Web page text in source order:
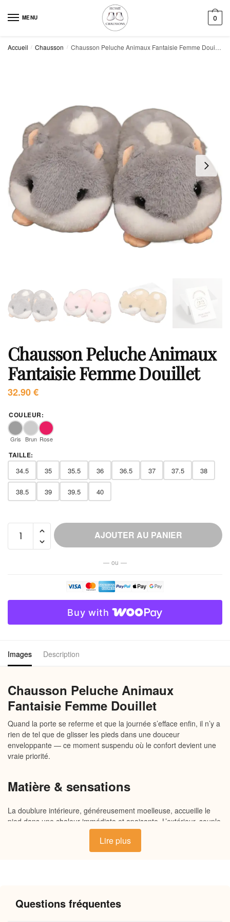
MENU 0
Accueil / Chausson / Chausson Peluche Animaux Fantaisie Femme Douillet
Chausson Peluche Animaux
Fantaisie Femme Douillet
32.90€
COULEUR:
Gris Brun Rose
TAILLE:
34.5 35 35.5 36 36.5 37 37.5 38
38.5 39 39.5 40
Chausson
Femme
AJOUTER AU PANIER
— ou —
Buy with
Images Description
Chausson Peluche Animaux
Fantaisie Femme Douillet
Quand la porte se referme et que la journée s’efface enfin, il n’y a
rien de tel que de glisser les pieds dans une douceur
enveloppante — ce moment suspendu où le confort devient une
vraie priorité.
Matière & sensations
La doublure intérieure, généreusement moelleuse, accueille le
pied dans une chaleur immédiate et apaisante. L’extérieur, souple
et résistant, habille chaque mouvement avec légèreté, tandis que
la semelle antidérapante offre une assise ferme et sécurisante sur
tous types de sols. Des matières pensées pour envelopper,
Une chaleur durablequi s’installe dès les premières
Lire plus
Questions fréquentes